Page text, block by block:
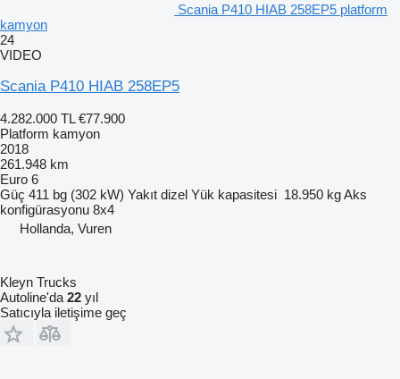
Scania P410 HIAB 258EP5 platform
kamyon
24
VIDEO
Scania P410 HIAB 258EP5
4.282.000 TL €77.900
Platform kamyon
2018
261.948 km
Euro 6
Güç 411 bg (302 kW) Yakıt dizel Yük kapasitesi 18.950 kgAks
konfigürasyonu 8x4
Hollanda, Vuren
Kleyn Trucks
Autoline'da 22 yıl
Satıcıyla iletişime geç